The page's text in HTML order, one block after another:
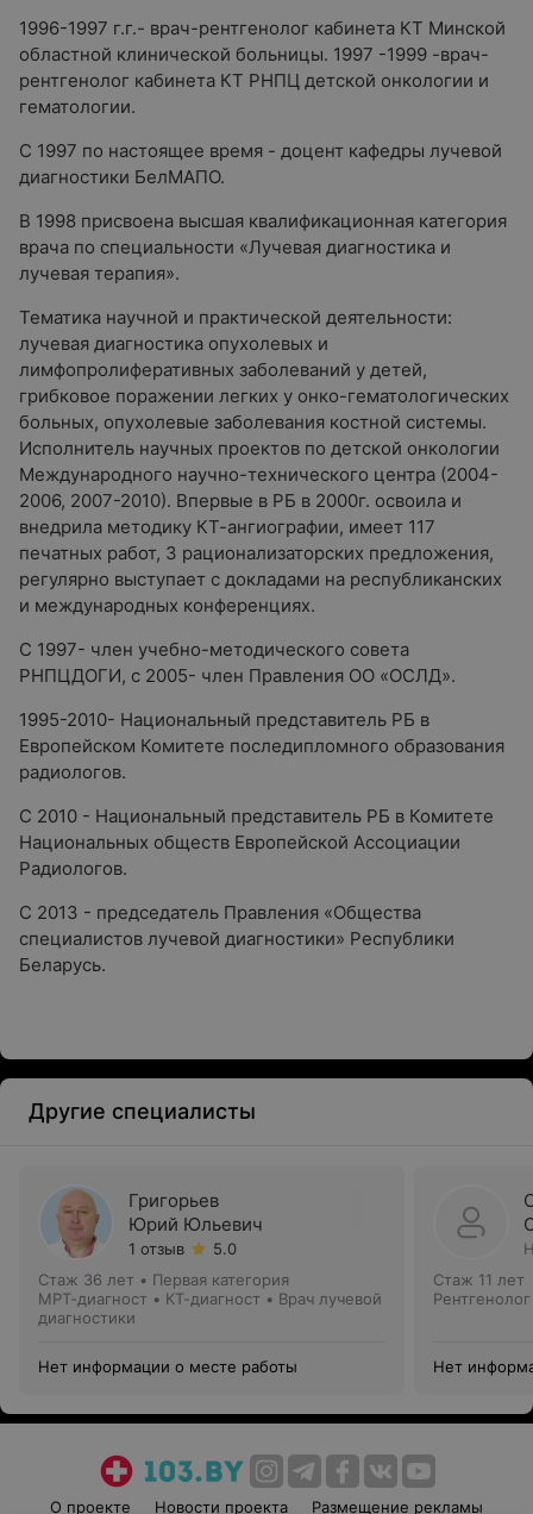
1996-1997 г.г.- врач-рентгенолог кабинета КТ Минской
областной клинической больницы. 1997 -1999 -врач-
рентгенолог кабинета КТ РНПЦ детской онкологии и
гематологии.
С 1997 по настоящее время - доцент кафедры лучевой
диагностики БелМАПО.
В 1998 присвоена высшая квалификационная категория
врача по специальности «Лучевая диагностика и
лучевая терапия».
Тематика научной и практической деятельности:
лучевая диагностика опухолевых и
лимфопролиферативных заболеваний у детей,
грибковое поражении легких у онко-гематологических
больных, опухолевые заболевания костной системы.
Исполнитель научных проектов по детской онкологии
Международного научно-технического центра (2004-
2006, 2007-2010). Впервые в РБ в 2000г. освоила и
внедрила методику КТ-ангиографии, имеет 117
печатных работ, 3 рационализаторских предложения,
регулярно выступает с докладами на республиканских
и международных конференциях.
С 1997- член учебно-методического совета
РНПЦДОГИ, с 2005- член Правления ОО «ОСЛД».
1995-2010- Национальный представитель РБ в
Европейском Комитете последипломного образования
радиологов.
С 2010 - Национальный представитель РБ в Комитете
Национальных обществ Европейской Ассоциации
Радиологов.
С 2013 - председатель Правления «Общества
специалистов лучевой диагностики» Республики
Беларусь.
Другие специалисты
Григорьев
Юрий Юльевич
1 отзыв
5.0
Стаж 36 лет • Первая категория
МРТ-диагност • КТ-диагност • Врач лучевой
диагностики
Нет информации о месте работы
Стаж 11 лет
Рентгенолог
Нет
О проекте Новости проекта Размещение рекламы